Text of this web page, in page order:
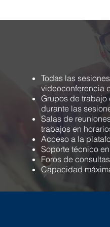
Todas las
videoconferencia
Grupos de
durante las
Salas de
trabajos en
Acceso a la
Soporte técnico
Foros de
Capacidad